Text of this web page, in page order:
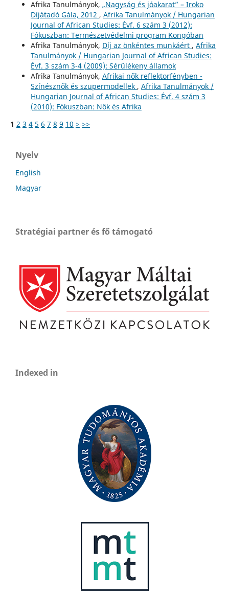
Afrika Tanulmányok, „Nagyság és jóakarat” – Iroko
Díjátadó Gála, 2012 , Afrika Tanulmányok / Hungarian
Journal of African Studies: Évf. 6 szám 3 (2012):
Fókuszban: Természetvédelmi program Kongóban
Afrika Tanulmányok, Díj az önkéntes munkáért , Afrika
Tanulmányok / Hungarian Journal of African Studies:
Évf. 3 szám 3-4 (2009): Sérülékeny államok
Afrika Tanulmányok, Afrikai nők reflektorfényben -
Színésznők és szupermodellek , Afrika Tanulmányok /
Hungarian Journal of African Studies: Évf. 4 szám 3
(2010): Fókuszban: Nők és Afrika
1 2 3 4 5 6 7 8 9 10 > >>
Nyelv
English
Magyar
Stratégiai partner és fő támogató
Indexed in